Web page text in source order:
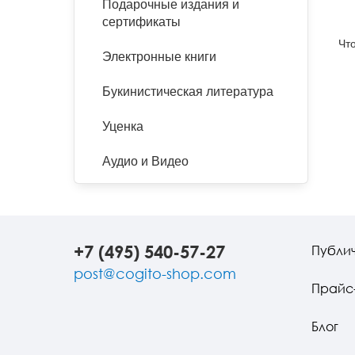
Подарочные издания и
сертификаты
Электронные книги
Букинистическая литература
Уценка
Аудио и Видео
+7 (495) 540-57-27
post@cogito-shop.com
Блог